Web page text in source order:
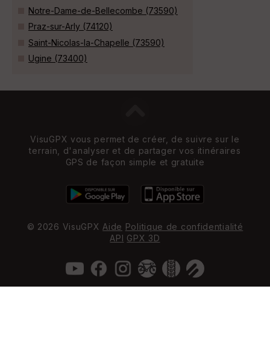
Notre-Dame-de-Bellecombe (73590)
Praz-sur-Arly (74120)
Saint-Nicolas-la-Chapelle (73590)
Ugine (73400)
VisuGPX vous permet de créer, de suivre sur le
terrain, d'analyser et de partager vos itinéraires
GPS de façon simple et gratuite
© 2026 VisuGPX Aide Politique de confidentialité
API GPX 3D